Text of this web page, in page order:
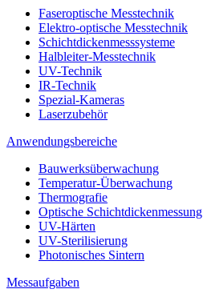
Faseroptische Messtechnik
Elektro-optische Messtechnik
Schichtdickenmesssysteme
Halbleiter-Messtechnik
UV-Technik
IR-Technik
Spezial-Kameras
Laserzubehör
Anwendungsbereiche
Bauwerksüberwachung
Temperatur-Überwachung
Thermografie
Optische Schichtdickenmessung
UV-Härten
UV-Sterilisierung
Photonisches Sintern
Messaufgaben